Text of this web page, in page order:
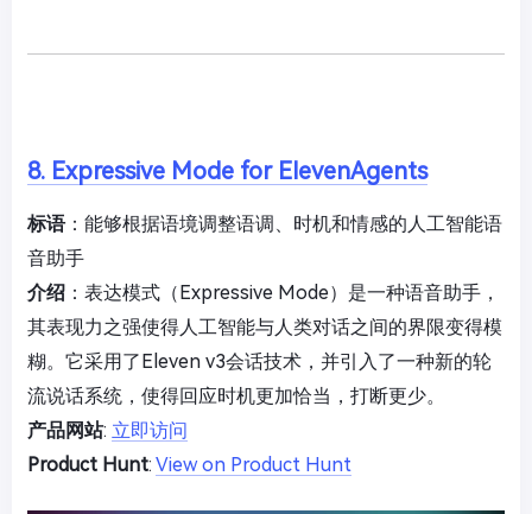
8. Expressive Mode for ElevenAgents
标语：能够根据语境调整语调、时机和情感的人工智能语
音助手
介绍 ：表达模式（Expressive Mode）是一种语音助手，
其表现力之强使得人工智能与人类对话之间的界限变得模
糊。它采用了Eleven v3会话技术，并引入了一种新的轮
流说话系统，使得回应时机更加恰当，打断更少。
产品网站: 立即访问
Product Hunt: View on Product Hunt